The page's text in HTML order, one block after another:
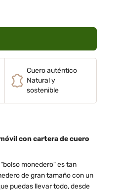
Cuero auténtico
Natural y
sostenible
con cartera de cuero
monedero" es tan
de gran tamaño con un
puedas llevar todo, desde